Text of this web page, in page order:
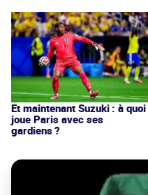
Et maintenant Suzuki : à quoi
joue Paris avec ses
gardiens ?